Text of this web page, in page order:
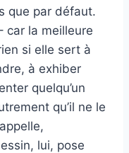
que par défaut.
car la meilleure
si elle sert à
à exhiber
quelqu’un
qu’il ne le
lui, pose